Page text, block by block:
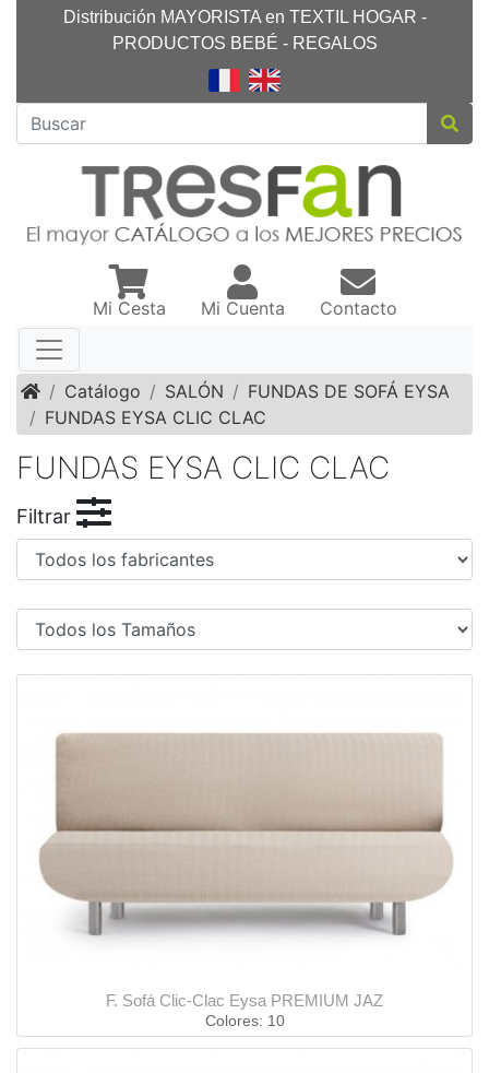
Distribución MAYORISTA en TEXTIL HOGAR -
PRODUCTOS BEBÉ - REGALOS
Mi Cesta Mi Cuenta Contacto
InicioCatálogo SALÓN
FUNDAS DE SOFÁ EYSA
FUNDAS EYSA CLIC CLAC
FUNDAS EYSA CLIC CLAC
Filtrar
F. Sofá Clic-Clac Eysa PREMIUM JAZ
Colores: 10